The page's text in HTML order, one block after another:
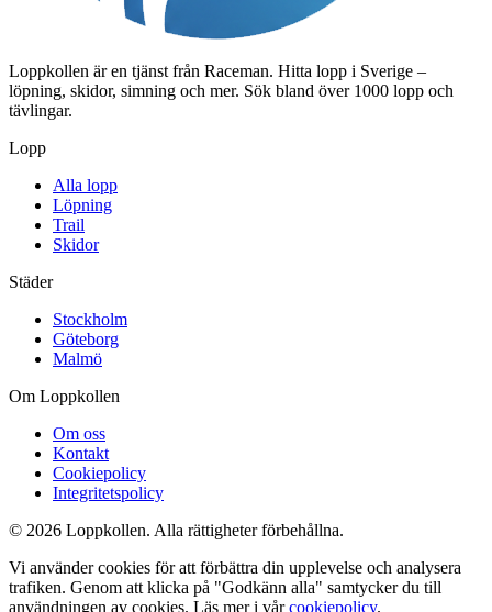
Loppkollen är en tjänst från Raceman. Hitta lopp i Sverige –
löpning, skidor, simning och mer. Sök bland över 1000 lopp och
tävlingar.
Lopp
Alla lopp
Löpning
Trail
Skidor
Städer
Stockholm
Göteborg
Malmö
Om Loppkollen
Om oss
Kontakt
Cookiepolicy
Integritetspolicy
© 2026 Loppkollen. Alla rättigheter förbehållna.
Vi använder cookies för att förbättra din upplevelse och analysera
trafiken. Genom att klicka på "Godkänn alla" samtycker du till
användningen av cookies. Läs mer i vårcookiepolicy.